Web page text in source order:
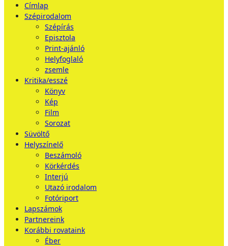
Címlap
Szépirodalom
Szépírás
Episztola
Print-ajánló
Helyfoglaló
zsemle
Kritika/esszé
Könyv
Kép
Film
Sorozat
Süvöltő
Helyszínelő
Beszámoló
Körkérdés
Interjú
Utazó irodalom
Fotóriport
Lapszámok
Partnereink
Korábbi rovataink
Éber